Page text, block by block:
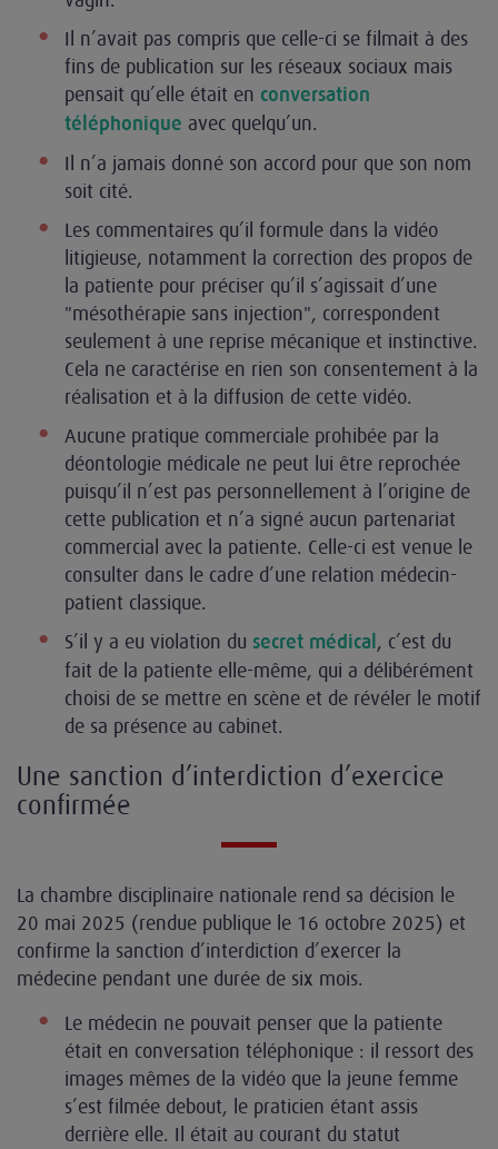
Il n’avait pas compris que celle-ci se filmait à des
fins de publication sur les réseaux sociaux mais
pensait qu’elle était en conversation
téléphonique avec quelqu’un.
Il n’a jamais donné son accord pour que son nom
soit cité.
Les commentaires qu’il formule dans la vidéo
litigieuse, notamment la correction des propos de
la patiente pour préciser qu’il s’agissait d’une
"mésothérapie sans injection", correspondent
seulement à une reprise mécanique et instinctive.
Cela ne caractérise en rien son consentement à la
réalisation et à la diffusion de cette vidéo.
Aucune pratique commerciale prohibée par la
déontologie médicale ne peut lui être reprochée
puisqu’il n’est pas personnellement à l’origine de
cette publication et n’a signé aucun partenariat
commercial avec la patiente. Celle-ci est venue le
consulter dans le cadre d’une relation médecin-
patient classique.
S’il y a eu violation du secret médical , c’est du
fait de la patiente elle-même, qui a délibérément
choisi de se mettre en scène et de révéler le motif
de sa présence au cabinet.
Une sanction d’interdiction d’exercice
confirmée
La chambre disciplinaire nationale rend sa décision le
20 mai 2025 (rendue publique le 16 octobre 2025) et
confirme la sanction d’interdiction d’exercer la
médecine pendant une durée de six mois.
Le médecin ne pouvait penser que la patiente
était en conversation téléphonique : il ressort des
images mêmes de la vidéo que la jeune femme
s’est filmée debout, le praticien étant assis
derrière elle. Il était au courant du statut